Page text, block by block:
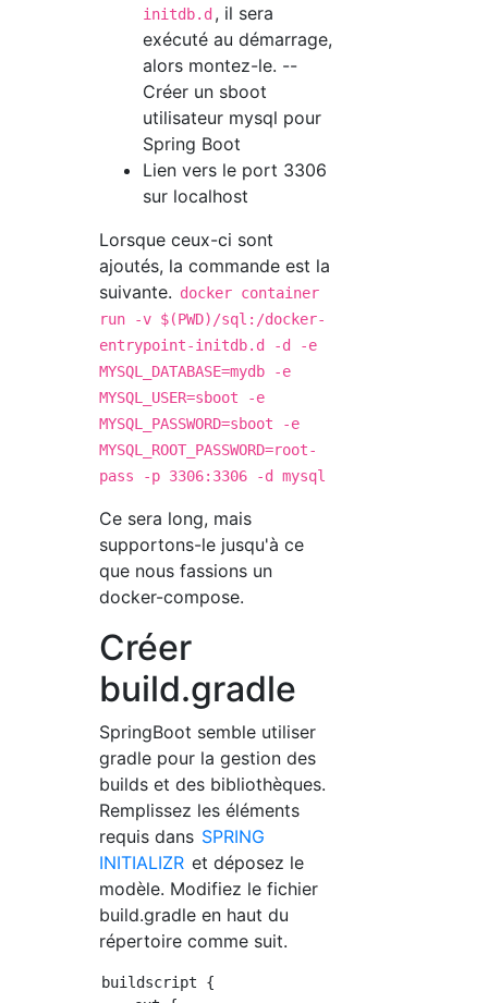
initdb.d , il sera
exécuté au démarrage,
alors montez-le. --
Créer un sboot
utilisateur mysql pour
Spring Boot
Lien vers le port 3306
sur localhost
Lorsque ceux-ci sont
ajoutés, la commande est la
suivante. docker container
run -v $(PWD)/sql:/docker-
entrypoint-initdb.d -d -e
MYSQL_DATABASE=mydb -e
MYSQL_USER=sboot -e
MYSQL_PASSWORD=sboot -e
MYSQL_ROOT_PASSWORD=root-
pass -p 3306:3306 -d mysql
Ce sera long, mais
supportons-le jusqu'à ce
que nous fassions un
docker-compose.
Créer
build.gradle
SpringBoot semble utiliser
gradle pour la gestion des
builds et des bibliothèques.
Remplissez les éléments
requis dans SPRING
INITIALIZR et déposez le
modèle. Modifiez le fichier
build.gradle en haut du
répertoire comme suit.
buildscript {